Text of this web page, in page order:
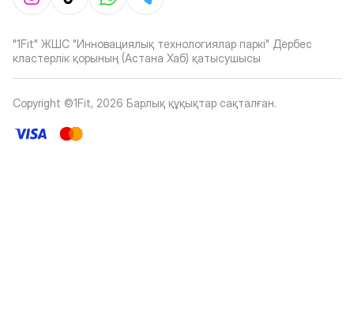
"1Fit" ЖШС "Инновациялық технологиялар паркі" Дербес
кластерлік қорының (Астана Хаб) қатысушысы
Copyright ©1Fit, 2026 Барлық құқықтар сақталған.